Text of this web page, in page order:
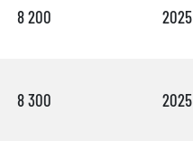
8 200 2025
8 300 2025